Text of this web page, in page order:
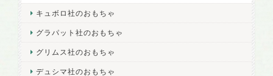
キュボロ社のおもちゃ
グラパット社のおもちゃ
グリムス社のおもちゃ
デュシマ社のおもちゃ